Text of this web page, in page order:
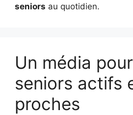
seniors au quotidien.
Un média
seniors actifs
proches